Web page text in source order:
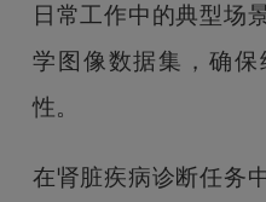
日常工作中的典型场
学图像数据集，确
性。
在肾脏疾病诊断任务